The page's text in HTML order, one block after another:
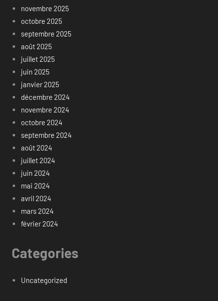
novembre 2025
octobre 2025
septembre 2025
août 2025
juillet 2025
juin 2025
janvier 2025
décembre 2024
novembre 2024
octobre 2024
septembre 2024
août 2024
juillet 2024
juin 2024
mai 2024
avril 2024
mars 2024
février 2024
Categories
Uncategorized